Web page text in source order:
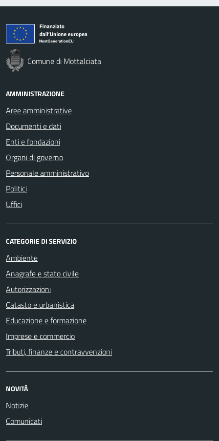
Comune di Mottalciata
AMMINISTRAZIONE
Aree amministrative
Documenti e dati
Enti e fondazioni
Organi di governo
Personale amministrativo
Politici
Uffici
CATEGORIE DI SERVIZIO
Ambiente
Anagrafe e stato civile
Autorizzazioni
Catasto e urbanistica
Educazione e formazione
Imprese e commercio
Tributi, finanze e contravvenzioni
NOVITÀ
Notizie
Comunicati